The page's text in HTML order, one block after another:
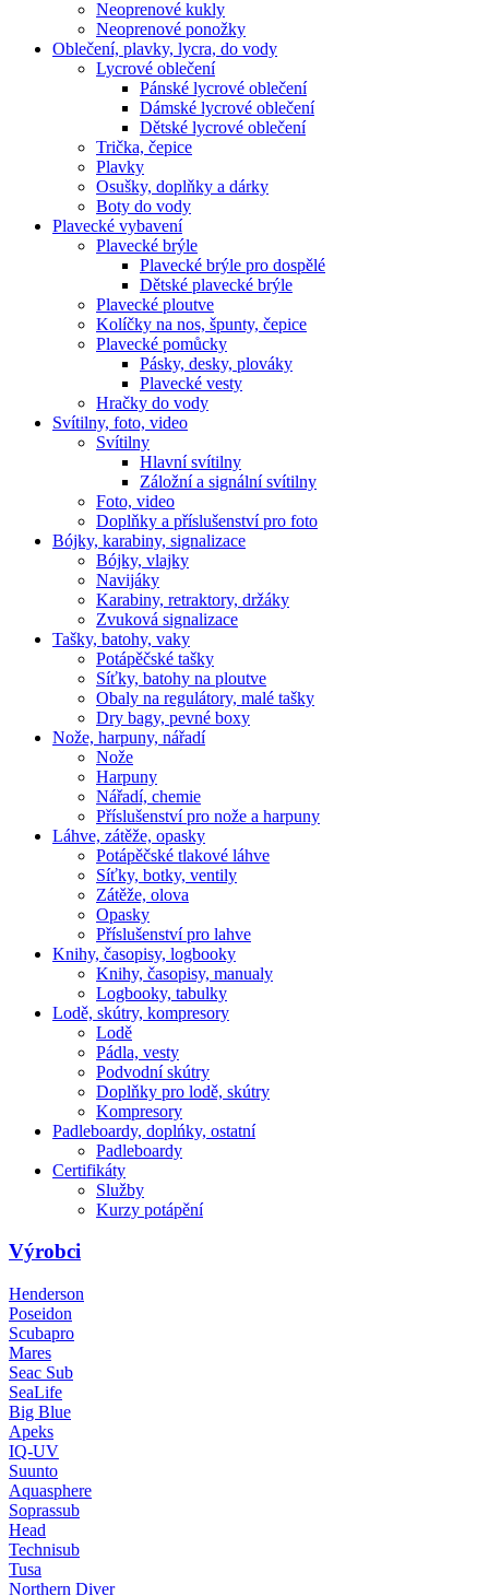
Neoprenové kukly
Neoprenové ponožky
Oblečení, plavky, lycra, do vody
Lycrové oblečení
Pánské lycrové oblečení
Dámské lycrové oblečení
Dětské lycrové oblečení
Trička, čepice
Plavky
Osušky, doplňky a dárky
Boty do vody
Plavecké vybavení
Plavecké brýle
Plavecké brýle pro dospělé
Dětské plavecké brýle
Plavecké ploutve
Kolíčky na nos, špunty, čepice
Plavecké pomůcky
Pásky, desky, plováky
Plavecké vesty
Hračky do vody
Svítilny, foto, video
Svítilny
Hlavní svítilny
Záložní a signální svítilny
Foto, video
Doplňky a příslušenství pro foto
Bójky, karabiny, signalizace
Bójky, vlajky
Navijáky
Karabiny, retraktory, držáky
Zvuková signalizace
Tašky, batohy, vaky
Potápěčské tašky
Síťky, batohy na ploutve
Obaly na regulátory, malé tašky
Dry bagy, pevné boxy
Nože, harpuny, nářadí
Nože
Harpuny
Nářadí, chemie
Příslušenství pro nože a harpuny
Láhve, zátěže, opasky
Potápěčské tlakové láhve
Síťky, botky, ventily
Zátěže, olova
Opasky
Příslušenství pro lahve
Knihy, časopisy, logbooky
Knihy, časopisy, manualy
Logbooky, tabulky
Lodě, skútry, kompresory
Lodě
Pádla, vesty
Podvodní skútry
Doplňky pro lodě, skútry
Kompresory
Padleboardy, doplńky, ostatní
Padleboardy
Certifikáty
Služby
Kurzy potápění
Výrobci
Henderson
Poseidon
Scubapro
Mares
Seac Sub
SeaLife
Big Blue
Apeks
IQ-UV
Suunto
Aquasphere
Soprassub
Head
Technisub
Tusa
Northern Diver